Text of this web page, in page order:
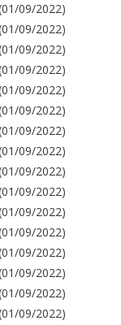
09/2022)
09/2022)
09/2022)
09/2022)
09/2022)
09/2022)
09/2022)
09/2022)
09/2022)
09/2022)
09/2022)
09/2022)
09/2022)
09/2022)
09/2022)
09/2022)